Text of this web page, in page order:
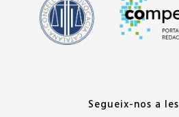
Segueix-nos a